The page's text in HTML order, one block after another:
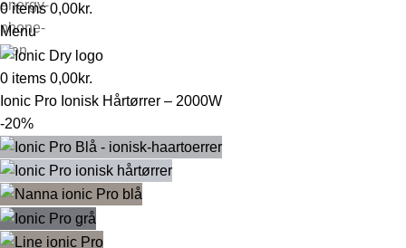
0items 0,00kr.
Menu
0 items 0,00kr.
Ionic Pro Ionisk Hårtørrer – 2000W
-20%